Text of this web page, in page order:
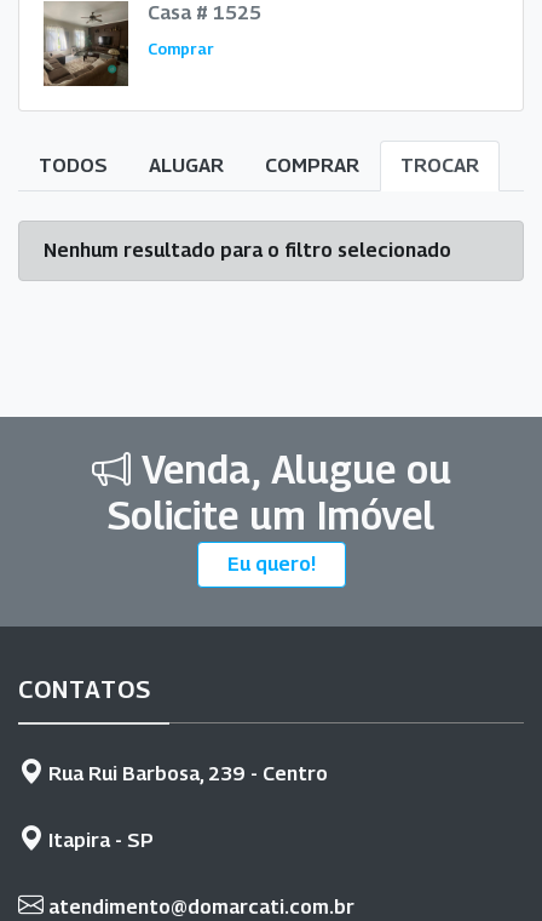
Casa # 1525
Comprar
TODOS ALUGAR COMPRAR TROCAR
Nenhum resultado para o filtro selecionado
Venda, Alugue ou
Solicite um Imóvel
Eu quero!
CONTATOS
Rua Rui Barbosa, 239 - Centro
Itapira - SP
atendimento@domarcati.com.br